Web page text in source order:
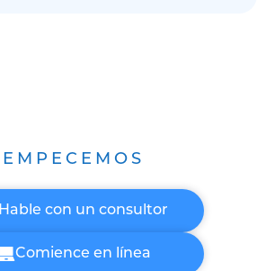
EMPECEMOS
Hable con un consultor
Comience en línea